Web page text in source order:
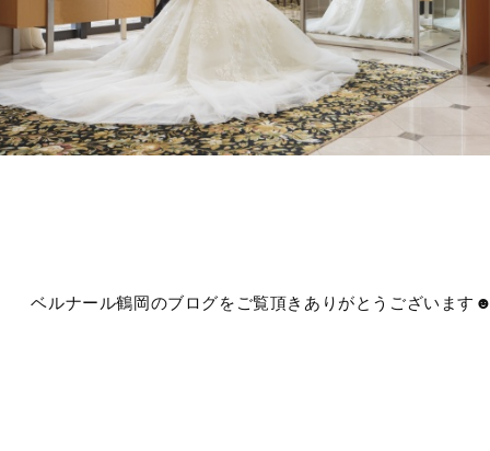
ルナール鶴岡のブログをご覧頂きありがとうございます